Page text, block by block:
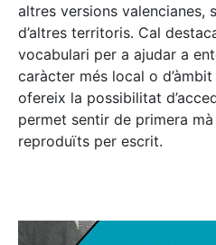
altres versions valencianes,
d’altres territoris. Cal
vocabulari per a ajudar a
caràcter més local o
ofereix la possibilitat
permet sentir de primera
reproduïts per escrit.